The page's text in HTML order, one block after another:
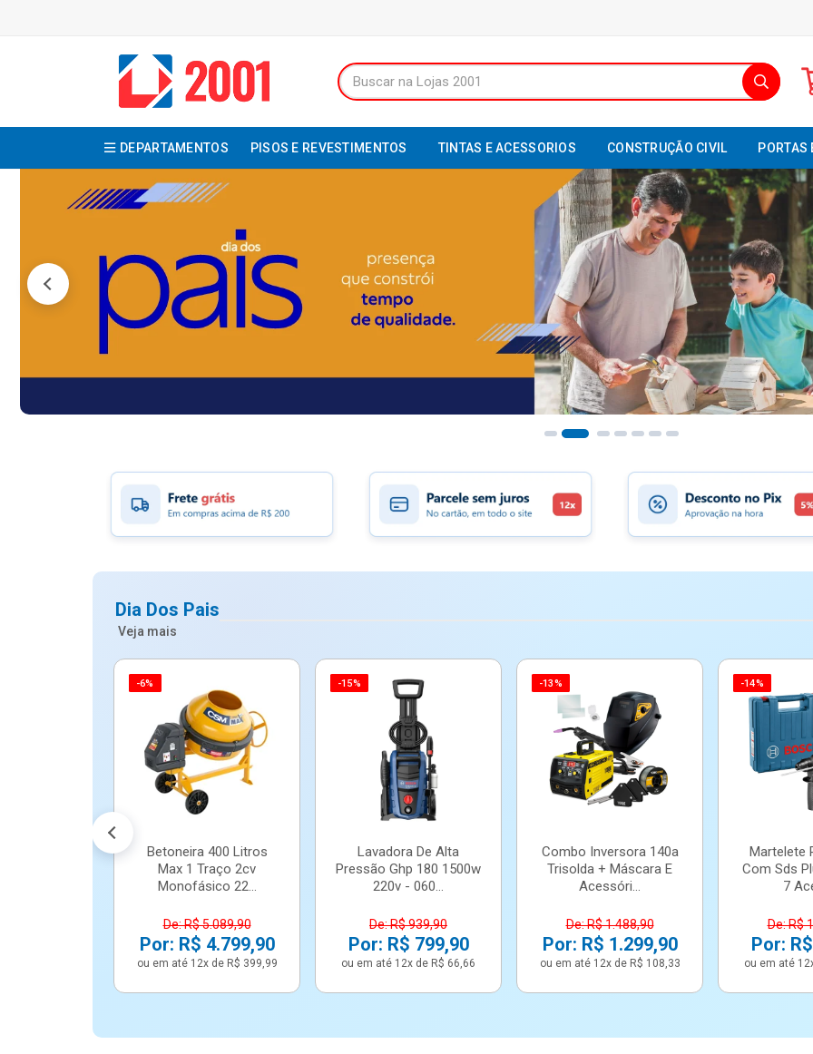
DEPARTAMENTOS PISOS E REVESTIMENTOS TINTAS E ACESSORIOS CONSTRUÇÃO CIVIL PORTAS
Dia Dos Pais
Veja mais
-6%
Betoneira 400 Litros
Max 1 Traço 2cv
Monofásico 22...
De: R$ 5.089,90
Por: R$ 4.799,90
ou em até 12x de R$ 399,99
-15%
Lavadora De Alta
Pressão Ghp 180 1500w
220v - 060...
De: R$ 939,90
Por: R$ 799,90
ou em até 12x de R$ 66,66
-13%
Combo Inversora 140a
Trisolda + Máscara E
Acessóri...
De: R$ 1.488,90
Por: R$ 1.299,90
ou em até 12x de R$ 108,33
-14%
Martelete
Com Sds
7
De: R$
Por:
ou em até